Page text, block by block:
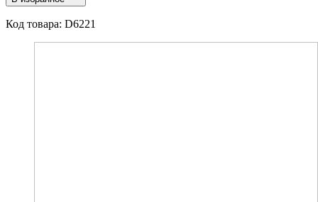
Код товара: D6221